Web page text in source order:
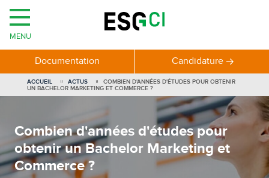
Combien d'années d'études pour
obtenir un Bachelor Marketing et
Commerce ?
ACCUEIL ACTUS
COMBIEN D'ANNÉES D'ÉTUDES POUR OBTENIR
UN BACHELOR MARKETING ET COMMERCE ?
MENU
Documentation Candidature